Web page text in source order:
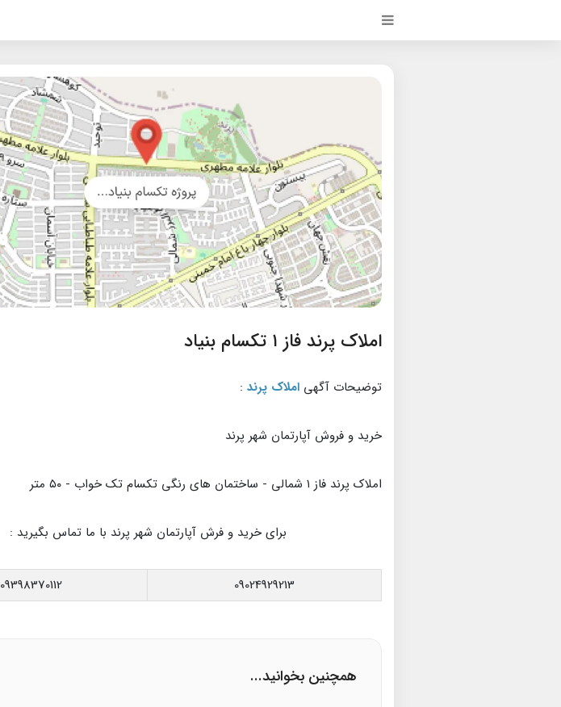
املاک پرند فاز ۱ تکسام بنیاد
توضیحات آگهی املاک پرند :
خرید و فروش آپارتمان شهر پرند
املاک پرند فاز ۱ شمالی - ساختمان های رنگی تکسام تک خواب - ۵۰ متر
برای خرید و فرش آپارتمان شهر پرند با ما تماس بگیرید :
09024929213
09398370112
همچنین بخوانید...